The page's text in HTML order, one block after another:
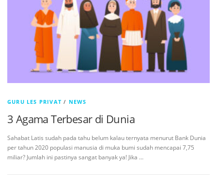
GURU LES PRIVAT / NEWS
3 Agama Terbesar di Dunia
Sahabat Latis sudah pada tahu belum kalau ternyata menurut Bank Dunia
per tahun 2020 populasi manusia di muka bumi sudah mencapai 7,75
miliar? Jumlah ini pastinya sangat banyak ya! Jika …